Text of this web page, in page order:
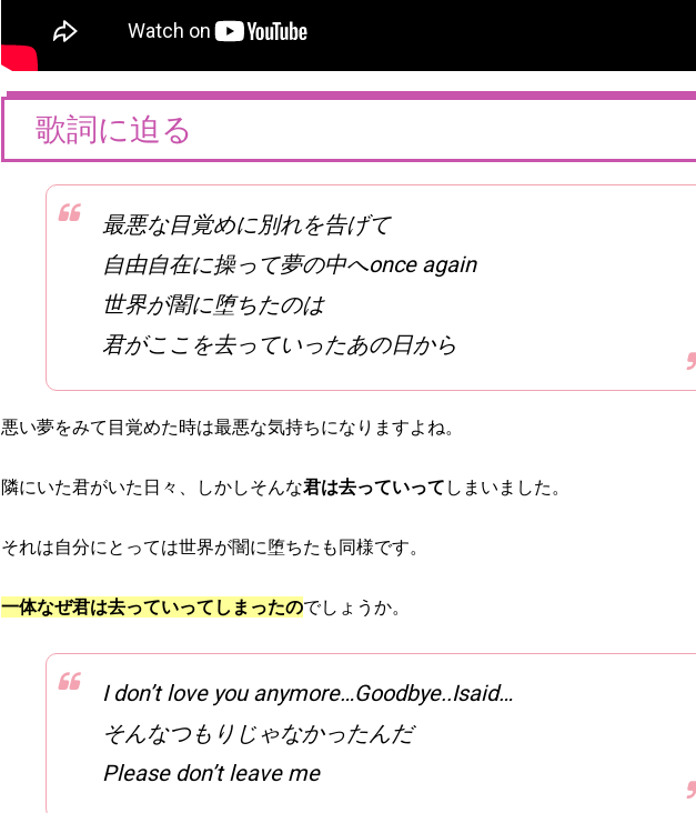
歌詞に迫る
最悪な目覚めに別れを告げて
自由自在に操って夢の中へonce again
世界が闇に堕ちたのは
君がここを去っていったあの日から
悪い夢をみて目覚めた時は最悪な気持ちになりますよね。
隣にいた君がいた日々、しかしそんな君は去っていって しまいました。
それは自分にとっては世界が闇に堕ちたも同様です。
一体なぜ君は去っていってしまったのでしょうか。
I don’t love you anymore…Goodbye..Isaid…
そんなつもりじゃなかったんだ
Please don’t leave me